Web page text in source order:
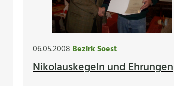
06.05.2008 Bezirk Soest
Nikolauskegeln und Ehrungen